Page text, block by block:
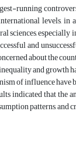
running
levels, in
sciences,
and
about the
and growth
of influence
indicated that the
patterns, and